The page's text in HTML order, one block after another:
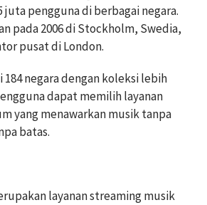
juta pengguna di berbagai negara.
pada 2006 di Stockholm, Swedia,
pusat di London.
negara dengan koleksi lebih
dapat memilih layanan
yang menawarkan musik tanpa
batas.
layanan streaming musik